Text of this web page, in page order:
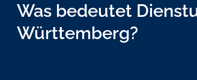
Was bedeutet
Württemberg?